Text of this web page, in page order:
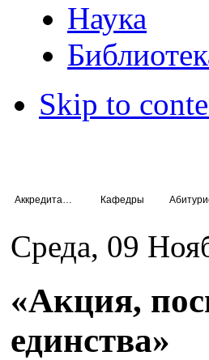
Наука
Skip to
Кафедры
Среда, 09
«Акция,
единства»